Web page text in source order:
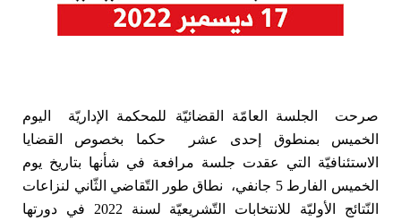
صرحت الجلسة العامّة القضائيّة للمحكمة الإداريّة اليوم
الخميس بمنطوق إحدى عشر حكما بخصوص القضايا
الاستئنافيّة التي عقدت جلسة مرافعة في شأنها بتاريخ يوم
الخميس الفارط 5 جانفي، نطاق طور التّقاضي الثّاني لنزاعات
النّتائج الأوليّة للانتخابات التّشريعيّة لسنة 2022 في دورتها